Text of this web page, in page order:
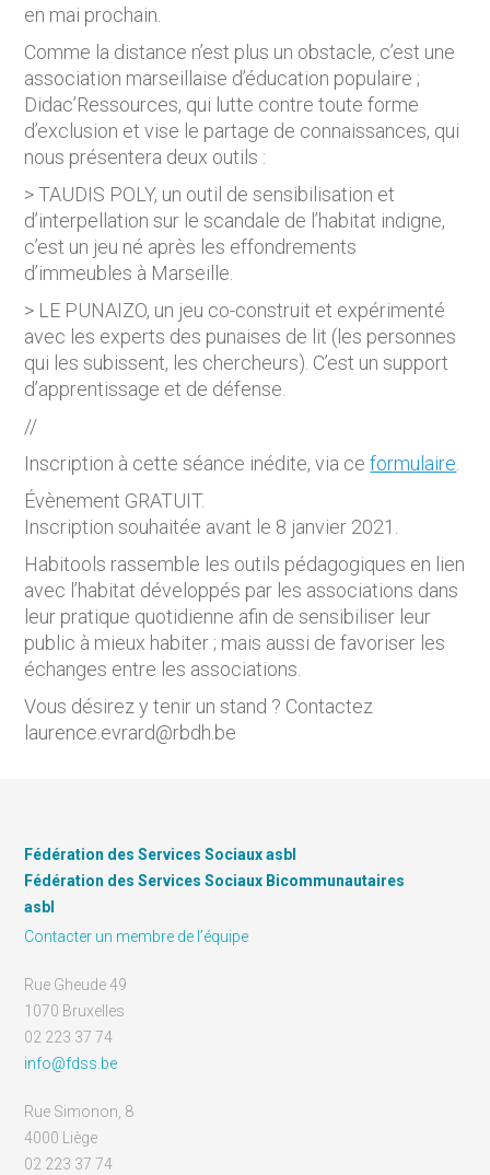
en mai prochain.
Comme la distance n’est plus un obstacle, c’est une
association marseillaise d’éducation populaire ;
Didac’Ressources, qui lutte contre toute forme
d’exclusion et vise le partage de connaissances, qui
nous présentera deux outils :
> TAUDIS POLY, un outil de sensibilisation et
d’interpellation sur le scandale de l’habitat indigne,
c’est un jeu né après les effondrements
d’immeubles à Marseille.
> LE PUNAIZO, un jeu co-construit et expérimenté
avec les experts des punaises de lit (les personnes
qui les subissent, les chercheurs). C’est un support
d’apprentissage et de défense.
//
Inscription à cette séance inédite, via ceformulaire.
Évènement GRATUIT.
Inscription souhaitée avant le 8 janvier 2021.
Habitools rassemble les outils pédagogiques en lien
avec l’habitat développés par les associations dans
leur pratique quotidienne afin de sensibiliser leur
public à mieux habiter ; mais aussi de favoriser les
échanges entre les associations.
Vous désirez y tenir un stand ? Contactez
laurence.evrard@rbdh.be
Fédération des Services Sociaux asbl
Fédération des Services Sociaux Bicommunautaires
asbl
Contacter un membre de l’équipe
Rue Gheude 49
1070 Bruxelles
02 223 37 74
info@fdss.be
Rue Simonon, 8
4000 Liège
02 223 37 74